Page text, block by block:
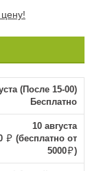
(После 15-00)
Бесплатно
10 августа
(бесплатно от
5000
)